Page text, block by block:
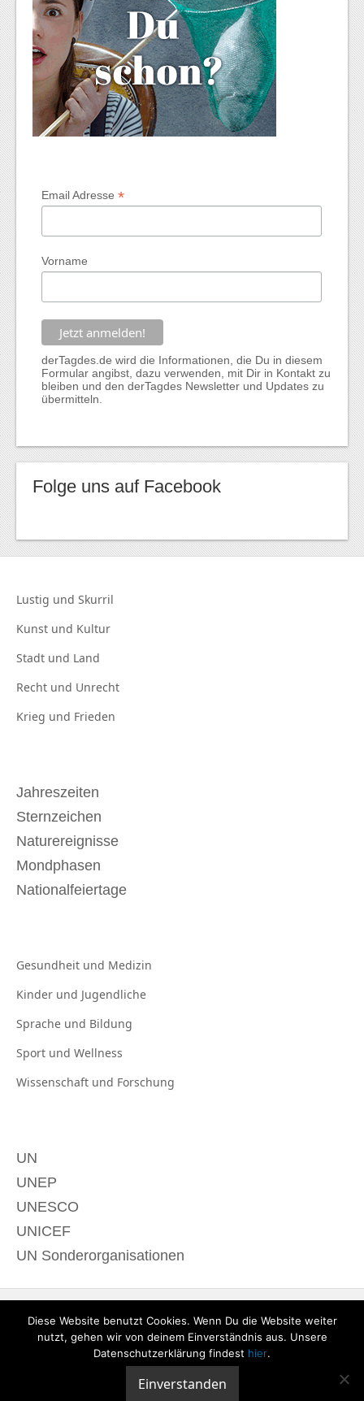
Email Adresse*
Vorname
derTagdes.de wird die Informationen, die Du in diesem
Formular angibst, dazu verwenden, mit Dir in Kontakt zu
bleiben und den derTagdes Newsletter und Updates zu
übermitteln.
Folge uns auf Facebook
Lustig und Skurril
Kunst und Kultur
Stadt und Land
Recht und Unrecht
Krieg und Frieden
Jahreszeiten
Sternzeichen
Naturereignisse
Mondphasen
Nationalfeiertage
Gesundheit und Medizin
Kinder und Jugendliche
Sprache und Bildung
Sport und Wellness
Wissenschaft und Forschung
UN
UNEP
UNESCO
UNICEF
UN Sonderorganisationen
Diese Website benutzt Cookies. Wenn Du die Website weiter
nutzt, gehen wir von deinem Einverständnis aus. Unsere
Datenschutzerklärung findest hier.
Einverstanden